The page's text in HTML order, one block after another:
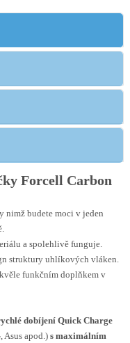
Forcell Carbon
nimž budete moci v jeden
a spolehlivě funguje.
struktury uhlíkových vláken.
funkčním doplňkem v
dobíjeníQuick Charge
Asus apod.) s maximálním